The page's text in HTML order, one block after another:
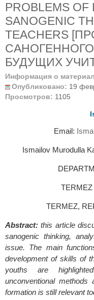
PROBLEMS OF
SANOGENIC
TEACHERS
БУДУЩИХ
Информация о
Опубликовано: 19
Просмотров: 1105
Email:
Ismailov Murodulla
TERMEZ
TERMEZ,
Abstract: this article
sanogenic thinking,
issue. The main
development of skills of
youths are
unconventional
formation is still relevant